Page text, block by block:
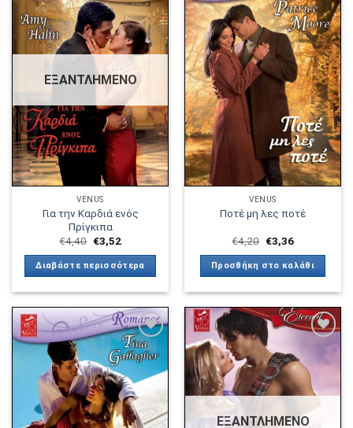
Πρόσθήκη
στην λίστα
επιθυμιών
ΕΞΑΝΤΛΗΜΈΝΟ
VENUS
Για την Καρδιά ενός
Πρίγκιπα
€4,40 €3,52
Διαβάστε περισσότερα
Πρόσθήκη
στην λίστα
επιθυμιών
VENUS
Ποτέ μη λες ποτέ
€4,20 €3,36
Προσθήκη στο καλάθι
Πρόσθήκη
στην λίστα
επιθυμιών
Πρόσθήκη
στην λίστα
επιθυμιών
ΕΞΑΝΤΛΗΜΈΝΟ